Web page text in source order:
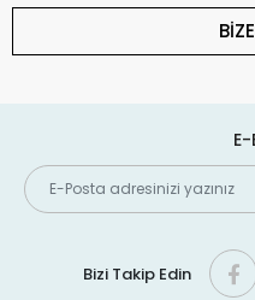
Bizi Takip Edin